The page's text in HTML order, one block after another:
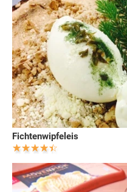
Fichtenwipfeleis